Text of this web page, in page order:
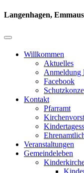
Langenhagen, Emmaus
Willkommen
Aktuelles
Anmeldung
Facebook
Kontakt
Pfarramt
Veranstaltungen
Gemeindeleben